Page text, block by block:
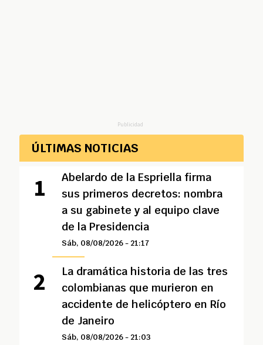
Publicidad
ÚLTIMAS NOTICIAS
Abelardo de la Espriella firma
sus primeros decretos: nombra
a su gabinete y al equipo clave
de la Presidencia
Sáb, 08/08/2026 - 21:17
La dramática historia de las tres
colombianas que murieron en
accidente de helicóptero en Río
de Janeiro
Sáb, 08/08/2026 - 21:03